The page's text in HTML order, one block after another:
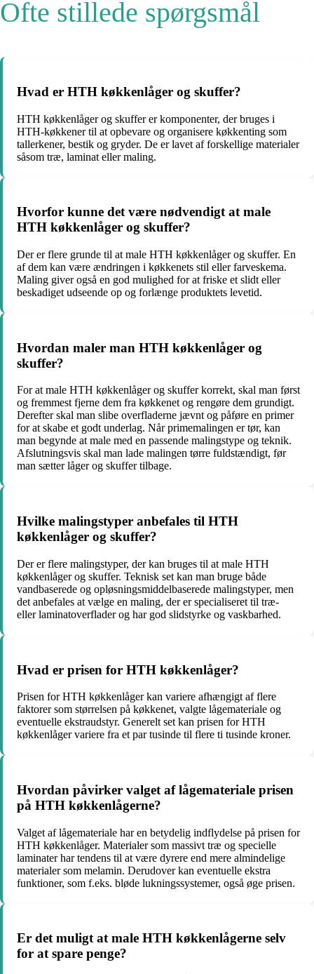
Ofte stillede spørgsmål
Hvad er HTH køkkenlåger og skuffer?
HTH køkkenlåger og skuffer er komponenter, der bruges i
HTH-køkkener til at opbevare og organisere køkkenting som
tallerkener, bestik og gryder. De er lavet af forskellige materialer
såsom træ, laminat eller maling.
Hvorfor kunne det være nødvendigt at male
HTH køkkenlåger og skuffer?
Der er flere grunde til at male HTH køkkenlåger og skuffer. En
af dem kan være ændringen i køkkenets stil eller farveskema.
Maling giver også en god mulighed for at friske et slidt eller
beskadiget udseende op og forlænge produktets levetid.
Hvordan maler man HTH køkkenlåger og
skuffer?
For at male HTH køkkenlåger og skuffer korrekt, skal man først
og fremmest fjerne dem fra køkkenet og rengøre dem grundigt.
Derefter skal man slibe overfladerne jævnt og påføre en primer
for at skabe et godt underlag. Når primemalingen er tør, kan
man begynde at male med en passende malingstype og teknik.
Afslutningsvis skal man lade malingen tørre fuldstændigt, før
man sætter låger og skuffer tilbage.
Hvilke malingstyper anbefales til HTH
køkkenlåger og skuffer?
Der er flere malingstyper, der kan bruges til at male HTH
køkkenlåger og skuffer. Teknisk set kan man bruge både
vandbaserede og opløsningsmiddelbaserede malingstyper, men
det anbefales at vælge en maling, der er specialiseret til træ-
eller laminatoverflader og har god slidstyrke og vaskbarhed.
Hvad er prisen for HTH køkkenlåger?
Prisen for HTH køkkenlåger kan variere afhængigt af flere
faktorer som størrelsen på køkkenet, valgte lågemateriale og
eventuelle ekstraudstyr. Generelt set kan prisen for HTH
køkkenlåger variere fra et par tusinde til flere ti tusinde kroner.
Hvordan påvirker valget af lågemateriale prisen
på HTH køkkenlågerne?
Valget af lågemateriale har en betydelig indflydelse på prisen for
HTH køkkenlåger. Materialer som massivt træ og specielle
laminater har tendens til at være dyrere end mere almindelige
materialer som melamin. Derudover kan eventuelle ekstra
funktioner, som f.eks. bløde lukningssystemer, også øge prisen.
Er det muligt at male HTH køkkenlågerne selv
for at spare penge?